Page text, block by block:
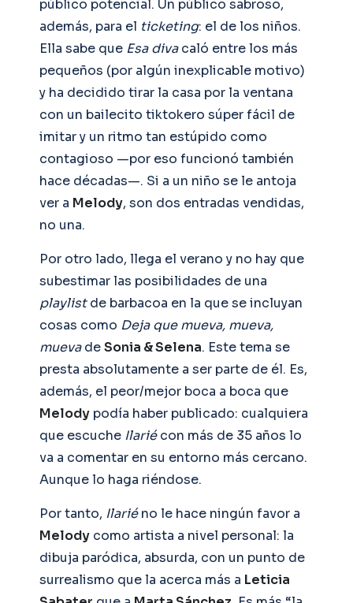
público potencial. Un público sabroso,
además, para el ticketing: el de los niños.
Ella sabe que Esa divacaló entre los más
pequeños (por algún inexplicable motivo)
y ha decidido tirar la casa por la ventana
con un bailecito tiktokero súper fácil de
imitar y un ritmo tan estúpido como
contagioso —por eso funcionó también
hace décadas—. Si a un niño se le antoja
ver a Melody, son dos entradas vendidas,
no una.
Por otro lado, llega el verano y no hay que
subestimar las posibilidades de una
playlistde barbacoa en la que se incluyan
cosas como Deja que mueva, mueva,
muevadeSonia & Selena. Este tema se
presta absolutamente a ser parte de él. Es,
además, el peor/mejor boca a boca que
Melody podía haber publicado: cualquiera
que escuche Ilariécon más de 35 años lo
va a comentar en su entorno más cercano.
Aunque lo haga riéndose.
Por tanto, Ilariéno le hace ningún favor a
Melody como artista a nivel personal: la
dibuja paródica, absurda, con un punto de
surrealismo que la acerca más a Leticia